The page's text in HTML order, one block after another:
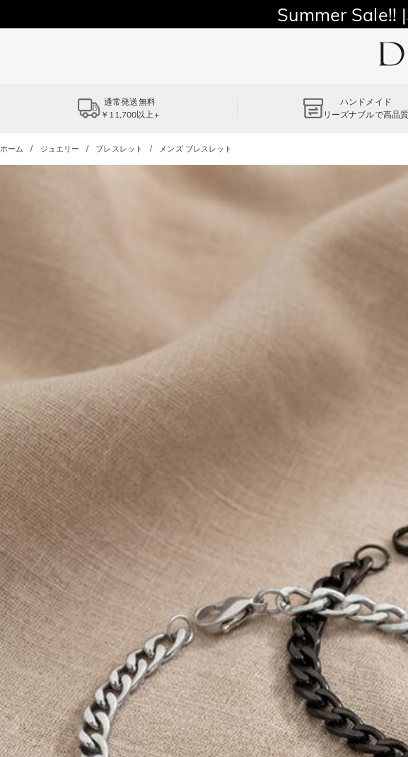
Summer Sale!!
通常発送無料
￥11,700以上+
ハンドメイド
リーズナブルで高品質
ホーム ジュエリー ブレスレット メンズ ブレスレット